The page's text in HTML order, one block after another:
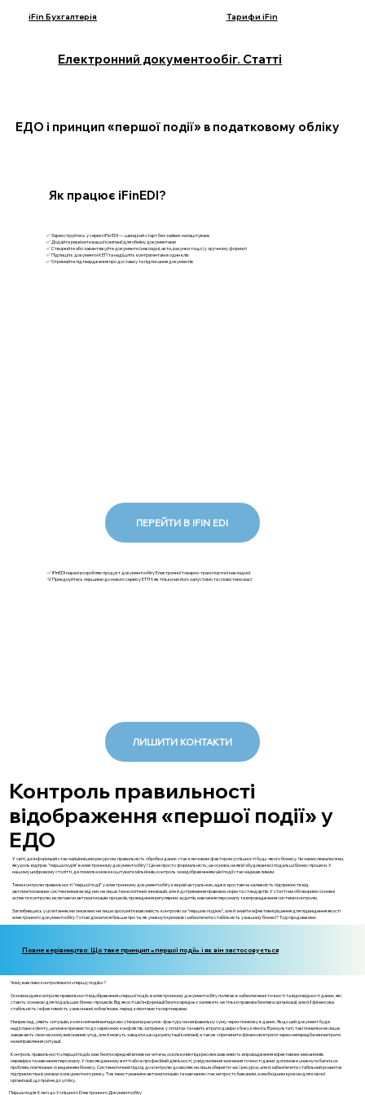
iFin Бухгалтерія Тарифи iFin
Електронний документообіг. Статті
ЕДО і принцип «першої події» в податковому обліку
✅ Зареєструйтесь у сервісі iFin EDI — швидкий старт без зайвих налаштувань
✅ Додайте реквізити вашої компанії для обміну документами
✅ Створюйте або завантажуйте документи (накладні, акти, рахунки тощо) у зручному форматі
✅ Підпишіть документи КЕП та надішліть контрагентам в один клік
✅ Отримайте підтвердження про доставку та підписання документів
Як працює iFinEDI?
ПЕРЕЙТИ В IFIN EDI
✅ iFinEDI наразі розробляє продукт документообігу Електронної товарно-транспортної накладної.
💡Приєднуйтесь першими до нового сервісу ЕТТН: як тільки ми його запустимо та сповістимо вас!
ЛИШИТИ КОНТАКТИ
Контроль правильності
відображення «першої події» у
ЕДО
У світі, де інформація стає найціннішим ресурсом, правильність обробки даних стає ключовим фактором успішності будь-якого бізнесу. Чи замислювалися ви,
яку роль відіграє "перша подія" в електронному документообігу? Це не просто формальність; це основа, на якій збудовані всі подальші бізнес-процеси. У
нашому цифровому столітті, де помилка може коштувати мільйонів, контроль за відображенням цієї події стає надважливим.
Тема контролю правильності "першої події" у електронному документообігу є вкрай актуальною, адже зростаюча залежність підприємств від
автоматизованих систем вимагає від них не лише технологічних інновацій, але й дотримання правових норм та стандартів. У статті ми обговоримо основні
аспекти контролю, включаючи автоматизацію процесів, проведення регулярних аудитів, навчання персоналу та впровадження системи контролю.
Заглибившись у ці питання, ми зможемо не лише зрозуміти важливість контролю за "першою подією", але й знайти ефективні рішення для підвищення якості
електронного документообігу. Готові дізнатися більше про те, як уникнути ризиків і забезпечити стабільність у вашому бізнесі? Тоді продовжимо
Повне керівництво: Що таке принцип «першої події» і як він застосовується
Чому важливо контролювати «першу подію»?
Основна ідея контролю правильності відображення «першої події» в електронному документообігу полягає в забезпеченні точності та відповідності даних, які
стають основою для подальших бізнес-процесів. Від якості цієї інформації безпосередньо залежить не тільки правова безпека організації, але й її фінансова
стабільність і ефективність у виконанні зобов'язань перед клієнтами та партнерами.
Наприклад, уявіть ситуацію, коли компанія випадково створила рахунок-фактуру на неправильну суму через помилку в даних. Якщо цей документ буде
надіслано клієнту, це може призвести до серйозних конфліктів, затримок у оплатах та навіть втрати довіри з боку клієнта. В результаті, такі помилки не лише
заважають своєчасному виконанню угод, але й можуть завдати шкоди репутації компанії, а також спричинити фінансові втрати через непередбачені витрати
на виправлення ситуації.
Контроль правильності «першої події» має безпосередній вплив на читача, оскільки він підкреслює важливість впровадження ефективних механізмів
перевірки та навчання персоналу. У повсякденному житті або в професійній діяльності, усвідомлення значення точності даних допоможе уникнути багатьох
проблем, пов’язаних із веденням бізнесу. Систематичний підхід до контролю дозволяє не лише зберегти час і ресурси, але й забезпечити стабільний розвиток
підприємства в умовах конкурентного ринку. Тож інвестування в автоматизацію та навчання стає не просто бажаним, а необхідним кроком для кожної
організації, що прагне до успіху.
Перша подія: Ключ до Успішного Електронного Документообігу